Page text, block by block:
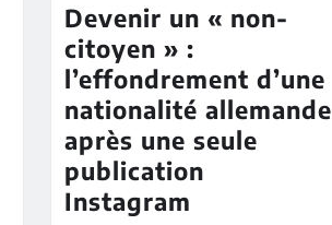
Devenir un « non-
citoyen » :
l’effondrement d’une
nationalité allemande
après une seule
publication
Instagram